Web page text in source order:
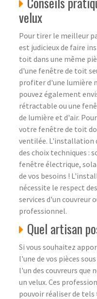
velux
Pour tirer le meilleur
est judicieux de faire
toit dans une même
d'une fenêtre de toit
profiter d'une lumière
pouvez également
rétractable ou une
de lumière et d'air.
votre fenêtre de toit
ventilée. L'installation
des choix techniques :
fenêtre électrique,
de vos besoins !
nécessite le respect
services d'un couvreur
professionnel.
Quel artisan
Si vous souhaitez
l'une de vos pièces
l'un des couvreurs que
un velux. Ces
pouvoir réaliser de